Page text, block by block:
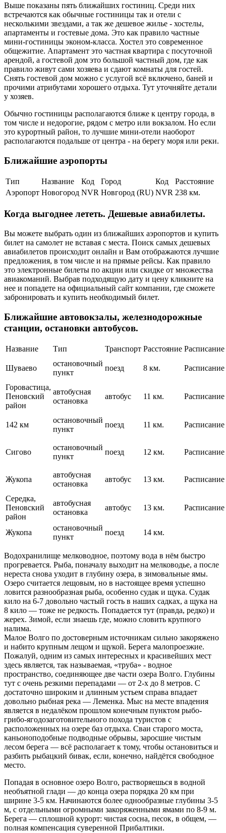
Выше показаны пять ближайших гостиниц. Среди них
встречаются как обычные гостиницы так и отели с
несколькими звездами, а так же дешевое жилье - хостелы,
апартаменты и гостевые дома. Это как правило частные
мини-гостиницы эконом-класса. Хостел это современное
общежитие. Апартамент это частная квартира с посуточной
арендой, а гостевой дом это большой частный дом, где как
правило живут сами хозяева и сдают комнаты для гостей.
Снять гостевой дом можно с услугой всё включено, баней и
прочими атрибутами хорошего отдыха. Тут уточняйте детали
у хозяев.
Обычно гостиницы располагаются ближе к центру города, в
том числе и недорогие, рядом с метро или вокзалом. Но если
это курортный район, то лучшие мини-отели наоборот
располагаются подальше от центра - на берегу моря или реки.
Ближайшие аэропорты
Тип Название Код Город Код
Расстояние
Аэропорт Новогород NVR Новгород (RU) NVR 238 км.
Когда выгоднее лететь. Дешевые авиабилеты.
Вы можете выбрать один из ближайших аэропортов и купить
билет на самолет не вставая с места. Поиск самых дешевых
авиабилетов происходит онлайн и Вам отображаются лучшие
предложения, в том числе и на прямые рейсы. Как правило
это электронные билеты по акции или скидке от множества
авиакоманий. Выбрав подходящую дату и цену кликните на
нее и попадете на официальный сайт компании, где сможете
забронировать и купить необходимый билет.
Ближайшие автовокзалы, железнодорожные
станции, остановки автобусов.
Название Тип Транспорт Расстояние Расписание
Шуваево
остановочный
пункт
поезд 8 км. Расписание
Горовастица,
Пеновский
район
автобусная
остановка
автобус 11 км. Расписание
142 км
остановочный
пункт
поезд 11 км. Расписание
Сигово
остановочный
пункт
поезд 12 км. Расписание
Жукопа
автобусная
остановка
автобус 13 км. Расписание
Середка,
Пеновский
район
автобусная
остановка
автобус 13 км. Расписание
Жукопа
остановочный
пункт
поезд 14 км.
Водохранилище мелководное, поэтому вода в нём быстро
прогревается. Рыба, поначалу выходит на мелководье, а после
нереста снова уходит в глубину озера, в зимовальные ямы.
Озеро считается лещовым, но в настоящее время успешно
ловится разнообразная рыба, особенно судак и щука. Судак
кило на 6-7 довольно частый гость в наших садках, а щука на
8 кило — тоже не редкость. Попадается тут (правда, редко) и
жерех. Зимой, если знаешь где, можно словить крупного
налима.
Малое Волго по достоверным источникам сильно закоряжено
и набито крупным лещом и щукой. Берега малопроезжие.
Пожалуй, одним из самых интересных и красивейших мест
здесь является, так называемая, «труба» - водное
пространство, соединяющее две части озера Волго. Глубины
тут с очень резкими перепадами — от 2-х до 8 метров. С
достаточно широким и длинным устьем справа впадает
довольно рыбная река — Леменка. Мыс на месте впадения
является в недалёком прошлом конечным пунктом рыбо-
грибо-ягодозаготовительного похода туристов с
расположенных на озере баз отдыха. Сваи старого моста,
каньоноподобные подводные обрывы, заросшие чистым
лесом берега — всё располагает к тому, чтобы остановиться и
разбить рыбацкий бивак, если, конечно, найдётся свободное
место.
Попадая в основное озеро Волго, растворяешься в водной
необъятной глади — до конца озера порядка 20 км при
ширине 3-5 км. Начинаются более однообразные глубины 3-5
м, с отдельными огромными закоряженными ямами по 8-9 м.
Берега — сплошной курорт: чистая сосна, песок, в общем, —
полная компенсация суверенной Прибалтики.